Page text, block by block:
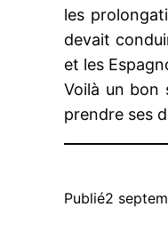
les
devait
et les
Voilà un bon
prendre ses
Publié2